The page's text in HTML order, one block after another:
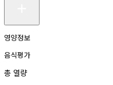
영양정보
음식평가
총 열량